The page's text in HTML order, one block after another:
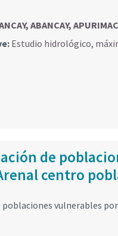
ABANCAY, APURIMAC
Estudio hidrológico,
de
centro
poblaciones vulnerables